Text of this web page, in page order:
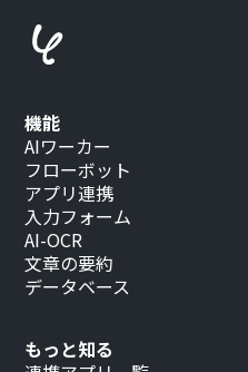
もっと知る
機能
AIワーカー
フローボット
アプリ連携
入力フォーム
AI-OCR
文章の要約
データベース